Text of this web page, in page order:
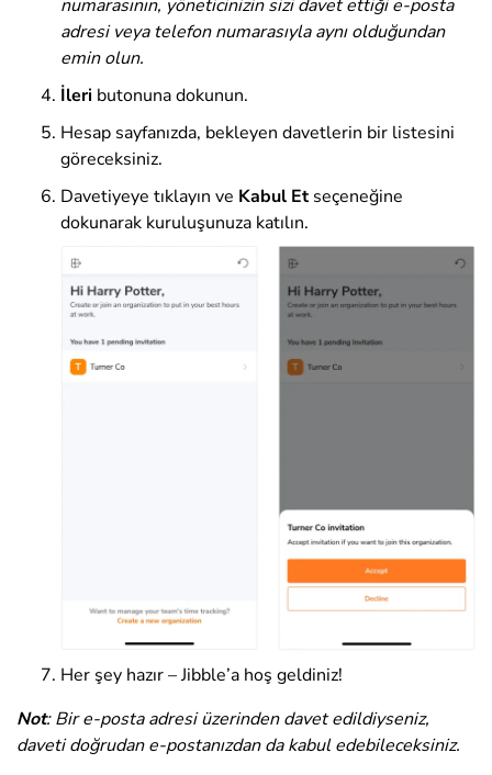
numarasının, yöneticinizin sizi davet ettiği e-posta
adresi veya telefon numarasıyla aynı olduğundan
emin olun.
İleri butonuna dokunun.
Hesap sayfanızda, bekleyen davetlerin bir listesini
göreceksiniz.
Davetiyeye tıklayın ve Kabul Etseçeneğine
dokunarak kuruluşunuza katılın.
Her şey hazır – Jibble’a hoş geldiniz!
Not: Bir e-posta adresi üzerinden davet edildiyseniz,
daveti doğrudan e-postanızdan da kabul edebileceksiniz.